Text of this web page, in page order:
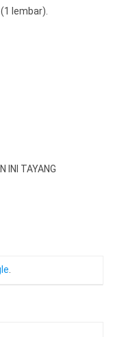
lembar).
INI TAYANG
.